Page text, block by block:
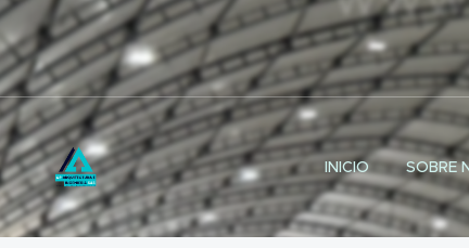
INICIO SOBRE